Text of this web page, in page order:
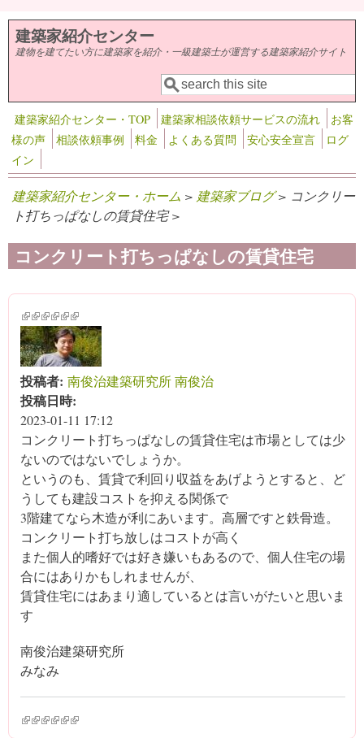
メインコンテンツに移動
建築家紹介センター
建物を建てたい方に建築家を紹介・一級建築士が運営する建築家紹介サイト
検索フォーム
検索
建築家紹介センター・TOP 建築家相談依頼サービスの流れ
お客
様の声
相談依頼事例 料金 よくある質問 安心安全宣言
ログ
イン
建築家紹介センター・ホーム > 建築家ブログ> コンクリー
ト打ちっぱなしの賃貸住宅 >
コンクリート打ちっぱなしの賃貸住宅
(link is external)
(link is external)
(link is external)
(link is external)
(link is external)
(link is external)
投稿者: 南俊治建築研究所 南俊治
投稿日時:
2023-01-11 17:12
コンクリート打ちっぱなしの賃貸住宅は市場としては少
ないのではないでしょうか。
というのも、賃貸で利回り収益をあげようとすると、ど
うしても建設コストを抑える関係で
3階建てなら木造が利にあいます。高層ですと鉄骨造。
コンクリート打ち放しはコストが高く
また個人的嗜好では好き嫌いもあるので、個人住宅の場
合にはありかもしれませんが、
賃貸住宅にはあまり適しているとは言いがたいと思いま
す
南俊治建築研究所
みなみ
(link is external)
(link is external)
(link is external)
(link is external)
(link is external)
(link is external)